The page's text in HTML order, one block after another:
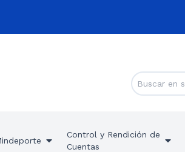
Control y Rendición de
Cuentas